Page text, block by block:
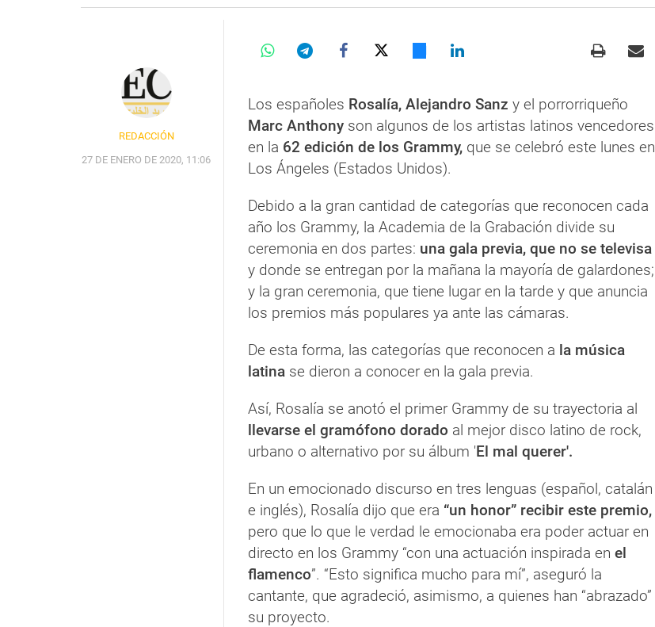
REDACCIÓN
27 DE ENERO DE 2020, 11:06
Los españoles Rosalía, Alejandro Sanz y el porrorriqueño
Marc Anthony son algunos de los artistas latinos vencedores
en la 62 edición de los Grammy, que se celebró este lunes en
Los Ángeles (Estados Unidos).
Debido a la gran cantidad de categorías que reconocen cada
año los Grammy, la Academia de la Grabación divide su
ceremonia en dos partes: una gala previa, que no se televisa
y donde se entregan por la mañana la mayoría de galardones;
y la gran ceremonia, que tiene lugar en la tarde y que anuncia
los premios más populares ya ante las cámaras.
De esta forma, las categorías que reconocen a la música
latina se dieron a conocer en la gala previa.
Así, Rosalía se anotó el primer Grammy de su trayectoria al
llevarse el gramófono dorado al mejor disco latino de rock,
urbano o alternativo por su álbum 'El mal querer'.
En un emocionado discurso en tres lenguas (español, catalán
e inglés), Rosalía dijo que era “un honor” recibir este premio,
pero que lo que le verdad le emocionaba era poder actuar en
directo en los Grammy “con una actuación inspirada en el
flamenco”. “Esto significa mucho para mí”, aseguró la
cantante, que agradeció, asimismo, a quienes han “abrazado”
su proyecto.